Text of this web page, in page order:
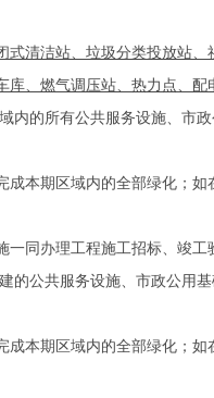
式清洁站、垃圾分类投放站
库、燃气调压站、热力点、配
内的所有公共服务设施、市
期区域内的全部绿化；如
一同办理工程施工招标、竣工
的公共服务设施、市政公用
期区域内的全部绿化；如